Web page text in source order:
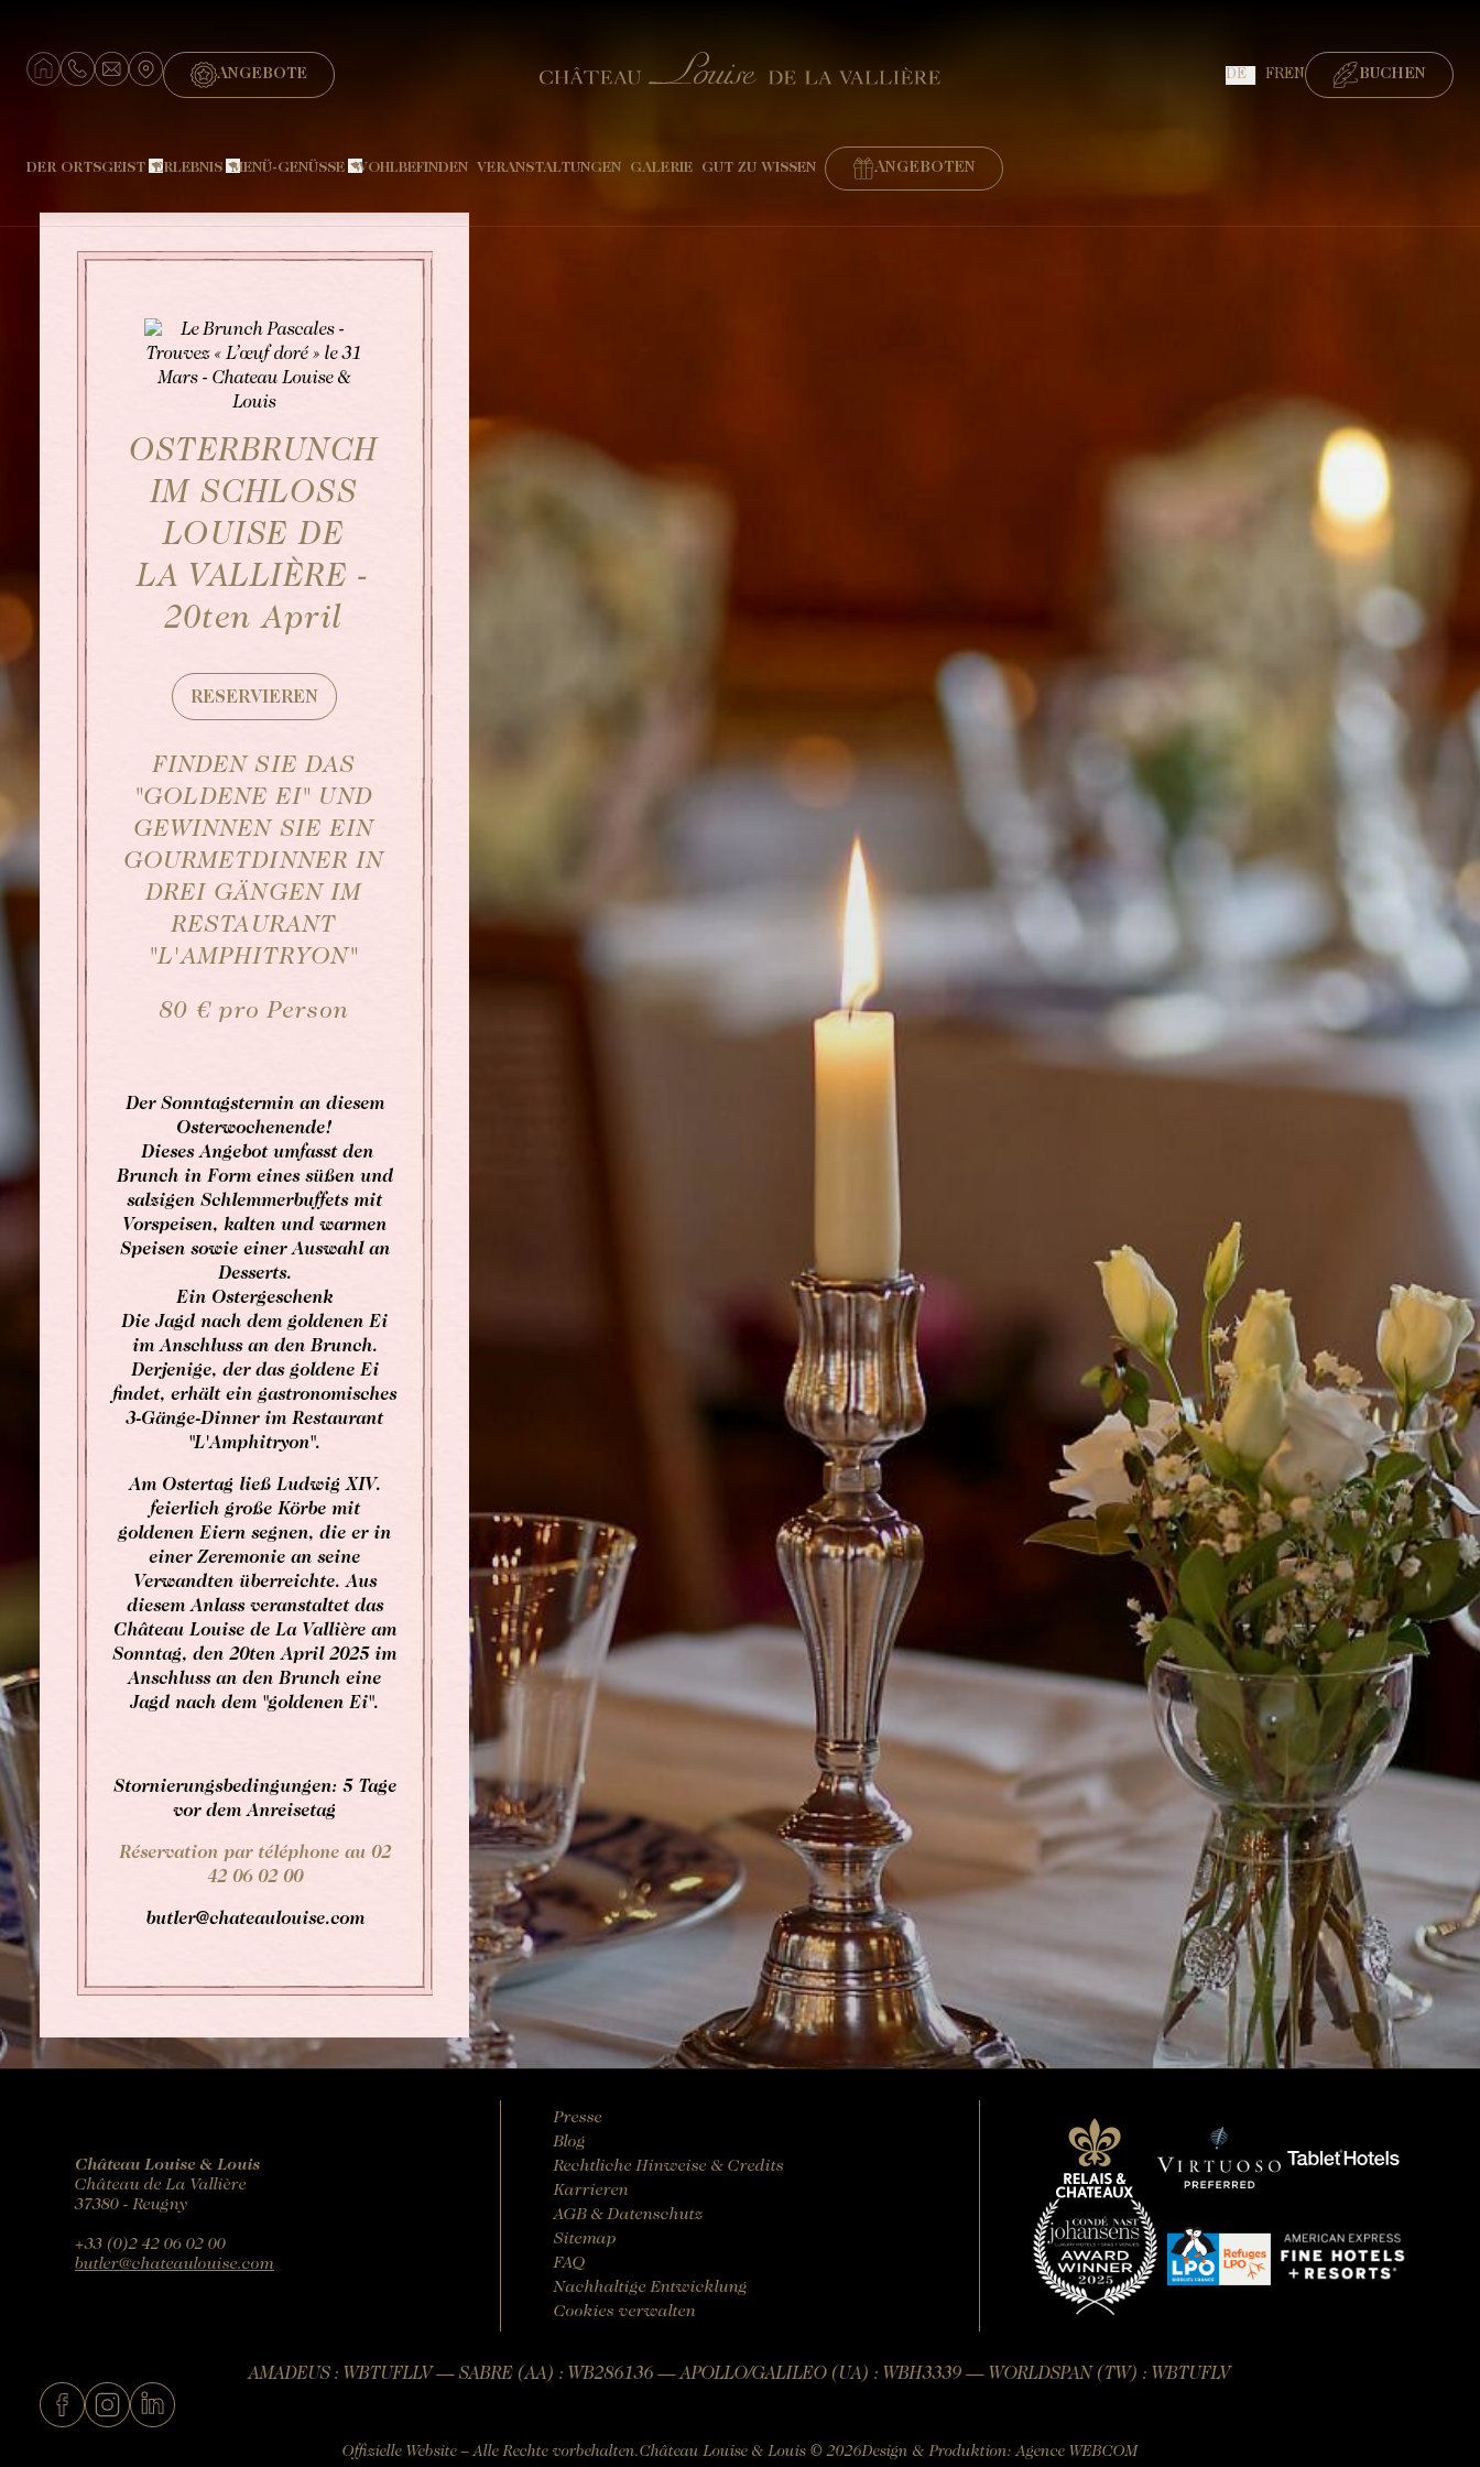
ANGEBOTE DE FREN BUCHEN
DER ORTSGEIST
Hotel
Der Dekorateur
Louise und die Favoriten
Die Zeit zurückdrehen
Fauna und Flora
ERLEBNIS
Signature Chateau
Signature Doppelzimmer
Große Suite
Kleiner Boudoir
Großes Boudoir
MENÜ-GENÜSSE
Restaurant « L’Amphitryon »
Restaurant "Le Pavillon Sévigné"
Der Lever
Brunch
Die Bar « Le Saint-Évremond »
Wein- und Champagne tasting
Afternoon Tea
WOHLBEFINDEN VERANSTALTUNGEN GALERIE GUT ZU WISSEN ANGEBOTEN
BUCHEN
butler@chateaulouise.com
OSTERBRUNCH
IM SCHLOSS
LOUISE DE
LA VALLIÈRE -
20ten April
RESERVIEREN
FINDEN SIE DAS
"GOLDENE EI" UND
GEWINNEN SIE EIN
GOURMETDINNER IN
DREI GÄNGEN IM
RESTAURANT
"L'AMPHITRYON"
80 € pro Person
Der Sonntagstermin an diesem
Osterwochenende!
Dieses Angebot umfasst den
Brunch in Form eines süßen und
salzigen Schlemmerbuffets mit
Vorspeisen, kalten und warmen
Speisen sowie einer Auswahl an
Desserts.
Ein Ostergeschenk
Die Jagd nach dem goldenen Ei
im Anschluss an den Brunch.
Derjenige, der das goldene Ei
findet, erhält ein gastronomisches
3-Gänge-Dinner im Restaurant
"L'Amphitryon".
Am Ostertag ließ Ludwig XIV.
feierlich große Körbe mit
goldenen Eiern segnen, die er in
einer Zeremonie an seine
Verwandten überreichte. Aus
diesem Anlass veranstaltet das
Château Louise de La Vallière am
Sonntag, den 20ten April 2025 im
Anschluss an den Brunch eine
Jagd nach dem "goldenen Ei".
Stornierungsbedingungen: 5 Tage
vor dem Anreisetag
Réservation par téléphone au 02
42 06 02 00
butler@chateaulouise.com
Château Louise & Louis
Château de La Vallière
37380 - Reugny
+33 (0)2 42 06 02 00
butler@chateaulouise.com
Presse
Blog
Rechtliche Hinweise & Credits
Karrieren
AGB & Datenschutz
Sitemap
FAQ
Nachhaltige Entwicklung
Cookies verwalten
AMADEUS : WBTUFLLV — SABRE (AA) : WB286136 — APOLLO/GALILEO (UA) : WBH3339 — WORLDSPAN (TW) : WBTUFLV
Offizielle Website – Alle Rechte vorbehalten.Château Louise & Louis © 2026Design & Produktion:Agence WEBCOM